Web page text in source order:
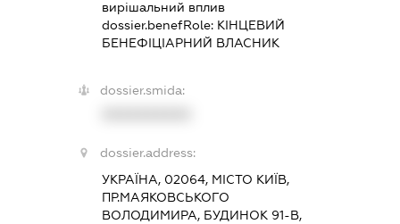
вирішальний вплив
dossier.benefRole: КІНЦЕВИЙ
БЕНЕФІЦІАРНИЙ ВЛАСНИК
dossier.smida:
dossier.address:
УКРАЇНА, 02064, МІСТО КИЇВ,
ПР.МАЯКОВСЬКОГО
ВОЛОДИМИРА, БУДИНОК 91-В,